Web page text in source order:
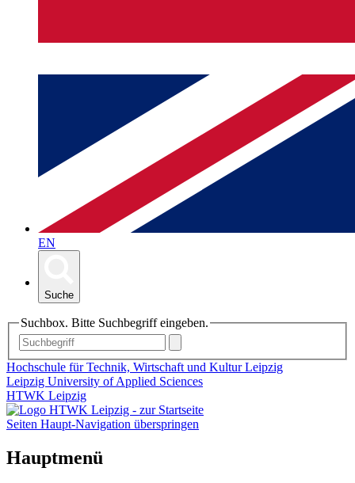
EN
Suche
Suchbox. Bitte Suchbegriff eingeben.
Hochschule für Technik, Wirtschaft und Kultur Leipzig
Leipzig University of Applied Sciences
HTWK Leipzig
Seiten Haupt-Navigation überspringen
Hauptmenü